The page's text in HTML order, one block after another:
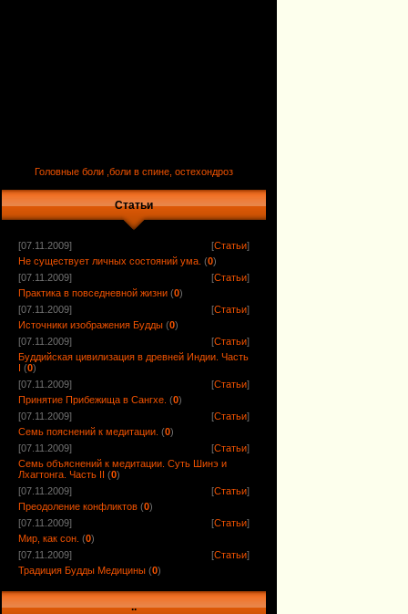
Головные боли ,боли в спине, остехондроз
Статьи
[07.11.2009] [Статьи]
Не существует личных состояний ума. (0)
[07.11.2009]
[Статьи]
Практика в повседневной жизни (0)
[07.11.2009]
[Статьи]
Источники изображения Будды (0)
[07.11.2009]
[Статьи]
Буддийская цивилизация в древней Индии. Часть
I (0)
[07.11.2009]
[Статьи]
Принятие Прибежища в Сангхе. (0)
[07.11.2009]
[Статьи]
Семь пояснений к медитации. (0)
[07.11.2009]
[Статьи]
Семь объяснений к медитации. Суть Шинэ и
Лхагтонга. Часть II (0)
[07.11.2009]
[Статьи]
Преодоление конфликтов (0)
[07.11.2009]
[Статьи]
Мир, как сон. (0)
[07.11.2009]
[Статьи]
Традиция Будды Медицины (0)
..